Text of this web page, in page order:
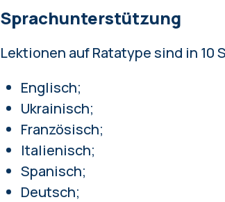
Sprachunterstützung
Lektionen auf Ratatype sind in 10
Englisch;
Ukrainisch;
Französisch;
Italienisch;
Spanisch;
Deutsch;